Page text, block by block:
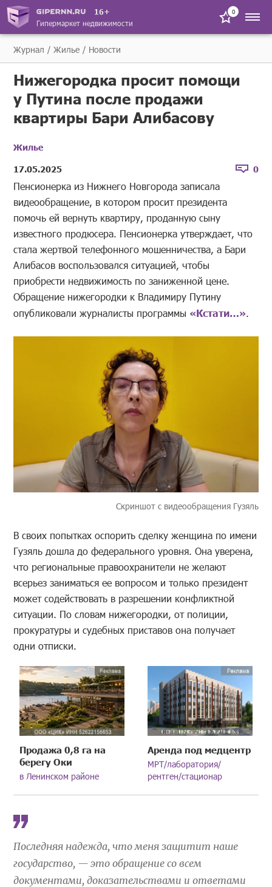
16+
Гипермаркет недвижимости
0
Журнал Жилье Новости
Нижегородка просит помощи
у Путина после продажи
квартиры Бари Алибасову
Жилье
17.05.2025
0
Пенсионерка из Нижнего Новгорода записала
видеообращение, в котором просит президента
помочь ей вернуть квартиру, проданную сыну
известного продюсера. Пенсионерка утверждает, что
стала жертвой телефонного мошенничества, а Бари
Алибасов воспользовался ситуацией, чтобы
приобрести недвижимость по заниженной цене.
Обращение нижегородки к Владимиру Путину
опубликовали журналисты программы «Кстати…».
Скриншот с видеообращения Гузяль
В своих попытках оспорить сделку женщина по имени
Гузяль дошла до федерального уровня. Она уверена,
что региональные правоохранители не желают
всерьез заниматься ее вопросом и только президент
может содействовать в разрешении конфликтной
ситуации. По словам нижегородки, от полиции,
прокуратуры и судебных приставов она получает
одни отписки.
Продажа 0,8 га на
берегу Оки
в Ленинском районе
Аренда под медцентр
МРТ/лаборатория/
рентген/стационар
Последняя надежда, что меня защитит наше
государство, — это обращение со всем
документами, доказательствами и ответами